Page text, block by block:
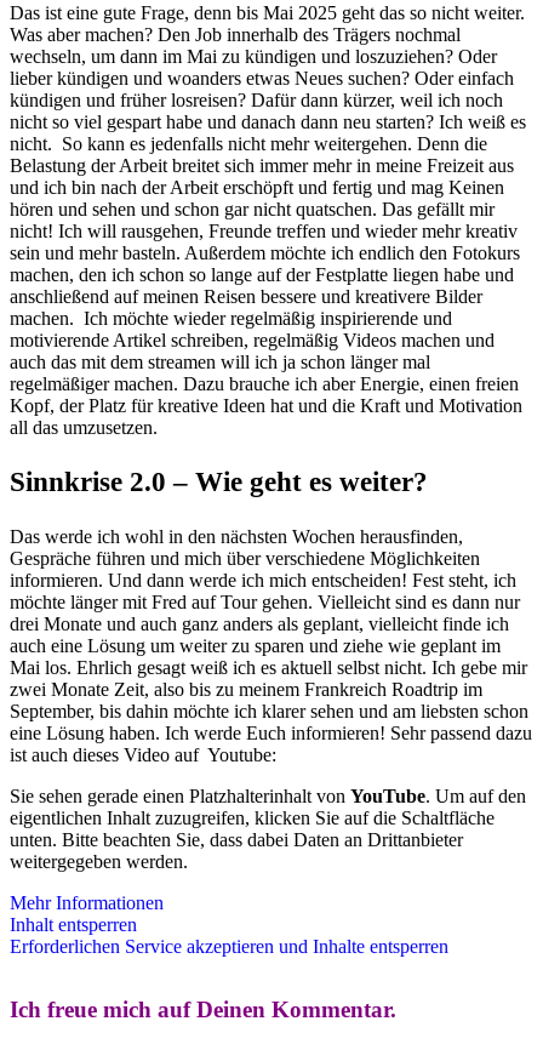
Das ist eine gute Frage, denn bis Mai 2025 geht das so nicht weiter.
Was aber machen? Den Job innerhalb des Trägers nochmal
wechseln, um dann im Mai zu kündigen und loszuziehen? Oder
lieber kündigen und woanders etwas Neues suchen? Oder einfach
kündigen und früher losreisen? Dafür dann kürzer, weil ich noch
nicht so viel gespart habe und danach dann neu starten? Ich weiß es
nicht. So kann es jedenfalls nicht mehr weitergehen. Denn die
Belastung der Arbeit breitet sich immer mehr in meine Freizeit aus
und ich bin nach der Arbeit erschöpft und fertig und mag Keinen
hören und sehen und schon gar nicht quatschen. Das gefällt mir
nicht! Ich will rausgehen, Freunde treffen und wieder mehr kreativ
sein und mehr basteln. Außerdem möchte ich endlich den Fotokurs
machen, den ich schon so lange auf der Festplatte liegen habe und
anschließend auf meinen Reisen bessere und kreativere Bilder
machen. Ich möchte wieder regelmäßig inspirierende und
motivierende Artikel schreiben, regelmäßig Videos machen und
auch das mit dem streamen will ich ja schon länger mal
regelmäßiger machen. Dazu brauche ich aber Energie, einen freien
Kopf, der Platz für kreative Ideen hat und die Kraft und Motivation
all das umzusetzen.
Sinnkrise 2.0 – Wie geht es weiter?
Das werde ich wohl in den nächsten Wochen herausfinden,
Gespräche führen und mich über verschiedene Möglichkeiten
informieren. Und dann werde ich mich entscheiden! Fest steht, ich
möchte länger mit Fred auf Tour gehen. Vielleicht sind es dann nur
drei Monate und auch ganz anders als geplant, vielleicht finde ich
auch eine Lösung um weiter zu sparen und ziehe wie geplant im
Mai los. Ehrlich gesagt weiß ich es aktuell selbst nicht. Ich gebe mir
zwei Monate Zeit, also bis zu meinem Frankreich Roadtrip im
September, bis dahin möchte ich klarer sehen und am liebsten schon
eine Lösung haben. Ich werde Euch informieren! Sehr passend dazu
ist auch dieses Video auf Youtube:
Sie sehen gerade einen Platzhalterinhalt von YouTube. Um auf den
eigentlichen Inhalt zuzugreifen, klicken Sie auf die Schaltfläche
unten. Bitte beachten Sie, dass dabei Daten an Drittanbieter
weitergegeben werden.
Mehr Informationen
Inhalt entsperren
Erforderlichen Service akzeptieren und Inhalte entsperren
Ich freue mich auf Deinen Kommentar.